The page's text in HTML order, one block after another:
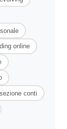
online
conti